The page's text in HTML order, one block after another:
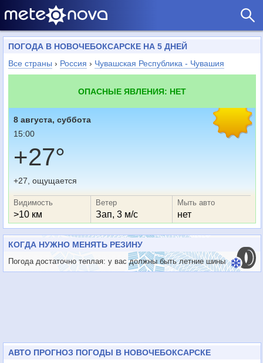
ПОГОДА В НОВОЧЕБОКСАРСКЕ НА 5 ДНЕЙ
Все страны › Россия › Чувашская Республика - Чувашия
ОПАСНЫЕ ЯВЛЕНИЯ: НЕТ
8 августа, суббота
15:00
+27°
+27, ощущается
Видимость
>10 км
Ветер
Зап, 3 м/с
Мыть авто
нет
КОГДА НУЖНО МЕНЯТЬ РЕЗИНУ
Погода достаточно теплая: у вас должны быть летние шины
АВТО ПРОГНОЗ ПОГОДЫ В НОВОЧЕБОКСАРСКЕ